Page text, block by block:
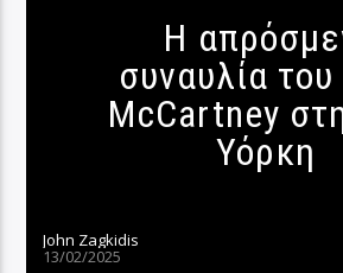
Η
συναυλία
McCartney
Υόρκη
John Zagkidis
13/02/2025